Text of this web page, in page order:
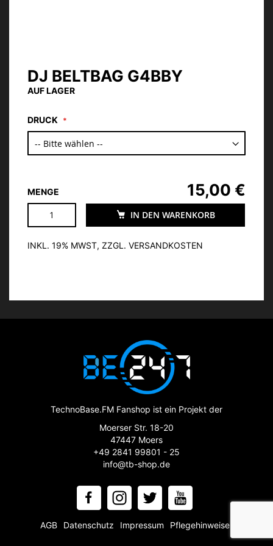
DJ BELTBAG G4BBY
AUF LAGER
DRUCK
MENGE
IN DEN WARENKORB
15,00 €
INKL. 19% MWST, ZZGL. VERSANDKOSTEN
Zum
Anfang
der
springen
TechnoBase.FM Fanshop ist ein Projekt der
Moerser Str. 18-20
47447 Moers
+49 2841 99801 - 25
info@tb-shop.de
AGB Datenschutz Impressum Pflegehinweise